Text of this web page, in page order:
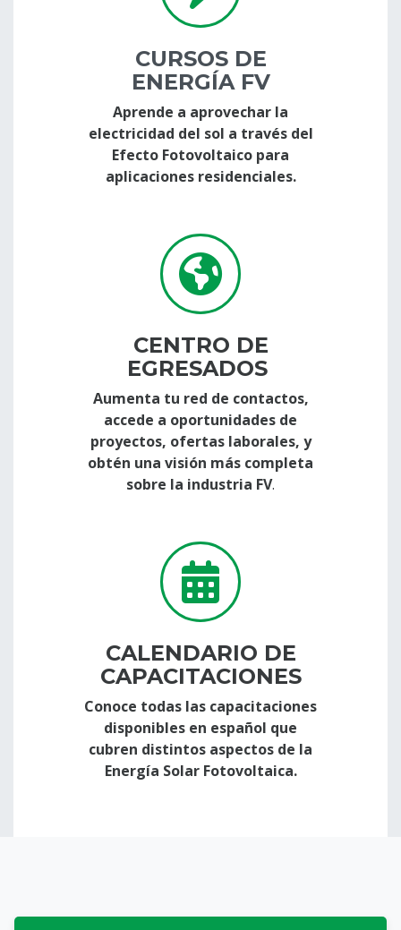
CURSOS DE
ENERGÍA FV
Aprende a aprovechar la
electricidad del sol a través del
Efecto Fotovoltaico para
aplicaciones residenciales.
CENTRO DE
EGRESADOS
Aumenta tu red de contactos,
accede a oportunidades de
proyectos, ofertas laborales, y
obtén una visión más completa
sobre la industria FV.
CALENDARIO DE
CAPACITACIONES
Conoce todas las capacitaciones
disponibles en español que
cubren distintos aspectos de la
Energía Solar Fotovoltaica.